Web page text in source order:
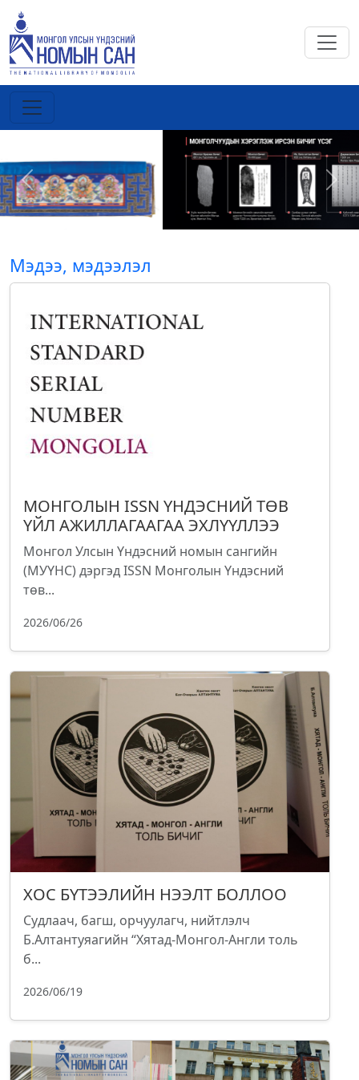
Previous Next
Мэдээ, мэдээлэл
МОНГОЛЫН ISSN ҮНДЭСНИЙ ТӨВ
ҮЙЛ АЖИЛЛАГААГАА ЭХЛҮҮЛЛЭЭ
Монгол Улсын Үндэсний номын сангийн
(МУҮНС) дэргэд ISSN Монголын Үндэсний
төв...
2026/06/26
ХОС БҮТЭЭЛИЙН НЭЭЛТ БОЛЛОО
Судлаач, багш, орчуулагч, нийтлэлч
Б.Алтантуяагийн “Хятад-Монгол-Англи толь
б...
2026/06/19